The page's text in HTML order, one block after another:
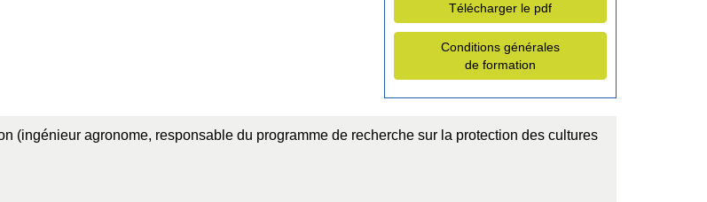
Télécharger le pdf
Conditions générales
de formation
(ingénieur agronome, responsable du programme de recherche sur la protection des cultures